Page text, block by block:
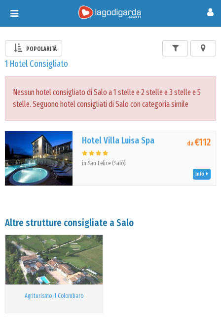
Toggle
navigation
POPOLARITÀ
1 Hotel Consigliato
Nessun hotel consigliato di Salo a 1 stelle e 2 stelle e 3 stelle e 5
stelle. Seguono hotel consigliati di Salo con categoria simile
Hotel Villa Luisa Spa
in San Felice (Salò)
da€112
Info
Altre strutture consigliate a Salo
Agriturismo il Colombaro